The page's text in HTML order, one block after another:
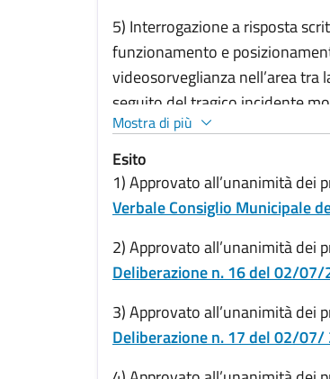
5) Interrogazione a risposta
funzionamento e
videosorveglianza nell’area tra
seguito del tragico incidente
Proponente: Cons. Fabrizio
Mostra di più
Esito
1) Approvato all’unanimità dei
Verbale Consiglio Municipale
2) Approvato all’unanimità dei
Deliberazione n. 16 del 02/07/
3) Approvato all’unanimità dei
Deliberazione n. 17 del 02/07/